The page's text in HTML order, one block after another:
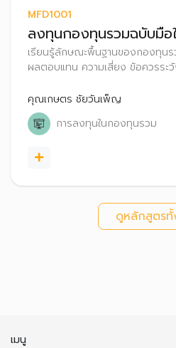
MFD1001
ลงทุนกองทุนรวมฉบับมือ
เรียนรู้ลักษณะพื้นฐานของกองทุนร
ผลตอบแทน ความเสี่ยง ข้อควรระ
กองทุนรวมให้เหมาะกับตนเอง
คุณเกษตร ชัยวันเพ็ญ
การลงทุนในกองทุนรวม
ดูหลักสูตร
เมนู